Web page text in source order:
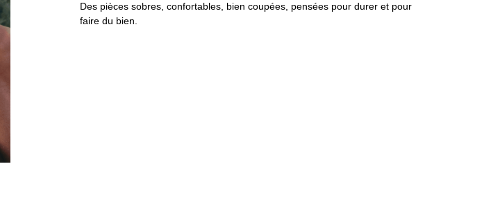
Des pièces sobres, confortables, bien coupées, pensées pour durer et pour
faire du bien.